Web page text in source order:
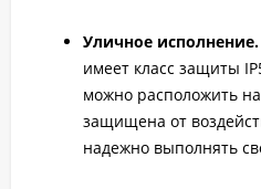
Уличное исполнение.
имеет класс защиты
можно расположить
защищена от
надежно выполнять